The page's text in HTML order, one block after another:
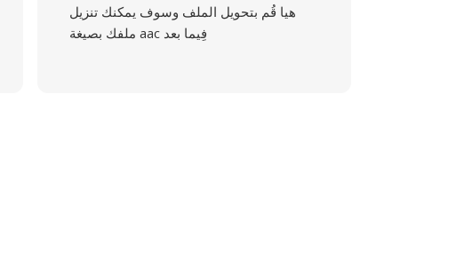
هيا قُم بتحويل الملف وسوف يمكنك تنزيل
ملفك بصيغة aac فِيما بعد